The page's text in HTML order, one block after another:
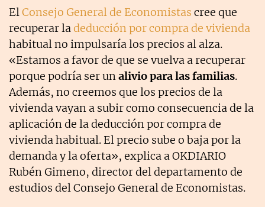
ElConsejo General de Economistas cree que
recuperar ladeducción por compra de vivienda
habitual no impulsaría los precios al alza.
«Estamos a favor de que se vuelva a recuperar
porque podría ser unalivio para las familias.
Además, no creemos que los precios de la
vivienda vayan a subir como consecuencia de la
aplicación de la deducción por compra de
vivienda habitual. El precio sube o baja por la
demanda y la oferta», explica a OKDIARIO
Rubén Gimeno, director del departamento de
estudios del Consejo General de Economistas.